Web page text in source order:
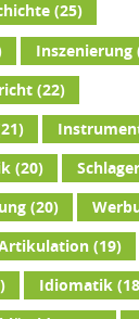
(25)
Inszenierung
(22)
(20) Schlager
(20)
(19)
Idiomatik